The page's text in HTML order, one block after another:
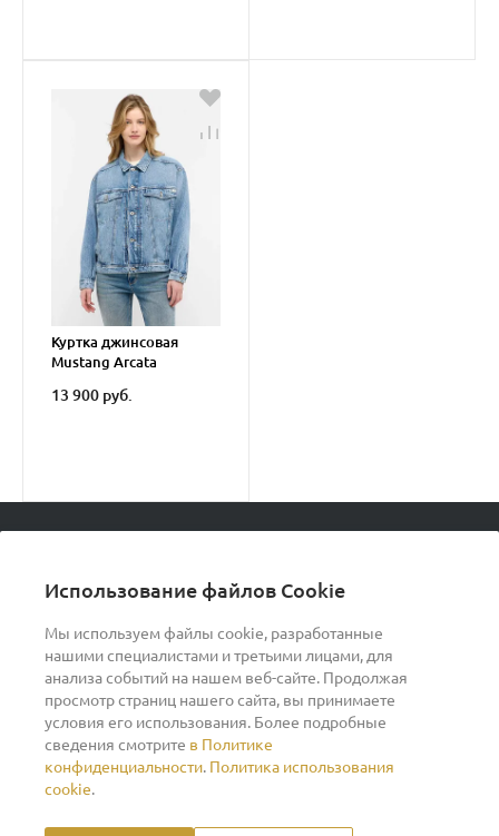
Использование файлов Cookie
Мы используем файлы cookie, разработанные
нашими специалистами и третьими лицами, для
анализа событий на нашем веб-сайте. Продолжая
просмотр страниц нашего сайта, вы принимаете
условия его использования. Более подробные
сведения смотрите в Политике
конфиденциальности. Политика использования
cookie.
Куртка джинсовая
Mustang Arcata
13 900 руб.
О компании
Помощь
Индивидуальный предприниматель Ильин Дмитрий
370260278346